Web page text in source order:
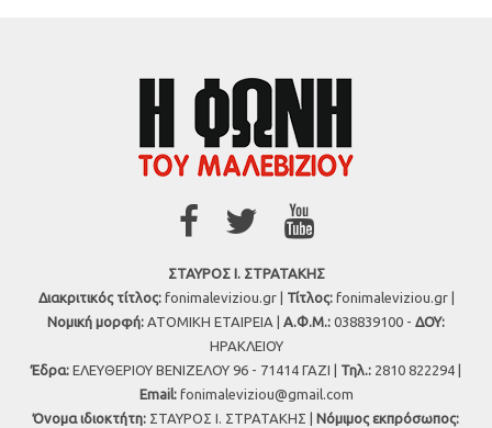
ΣΤΑΥΡΟΣ Ι. ΣΤΡΑΤΑΚΗΣ
Διακριτικός τίτλος:fonimaleviziou.gr | Τίτλος:fonimaleviziou.gr |
Νομική μορφή: ΑΤΟΜΙΚΗ ΕΤΑΙΡΕΙΑ | Α.Φ.Μ.: 038839100 - ΔΟΥ:
ΗΡΑΚΛΕΙΟΥ
Έδρα: ΕΛΕΥΘΕΡΙΟΥ ΒΕΝΙΖΕΛΟΥ 96 - 71414 ΓΑΖΙ | Τηλ.: 2810 822294 |
Εmail: fonimaleviziou@gmail.com
Όνομα ιδιοκτήτη: ΣΤΑΥΡΟΣ Ι. ΣΤΡΑΤΑΚΗΣ | Νόμιμος εκπρόσωπος: